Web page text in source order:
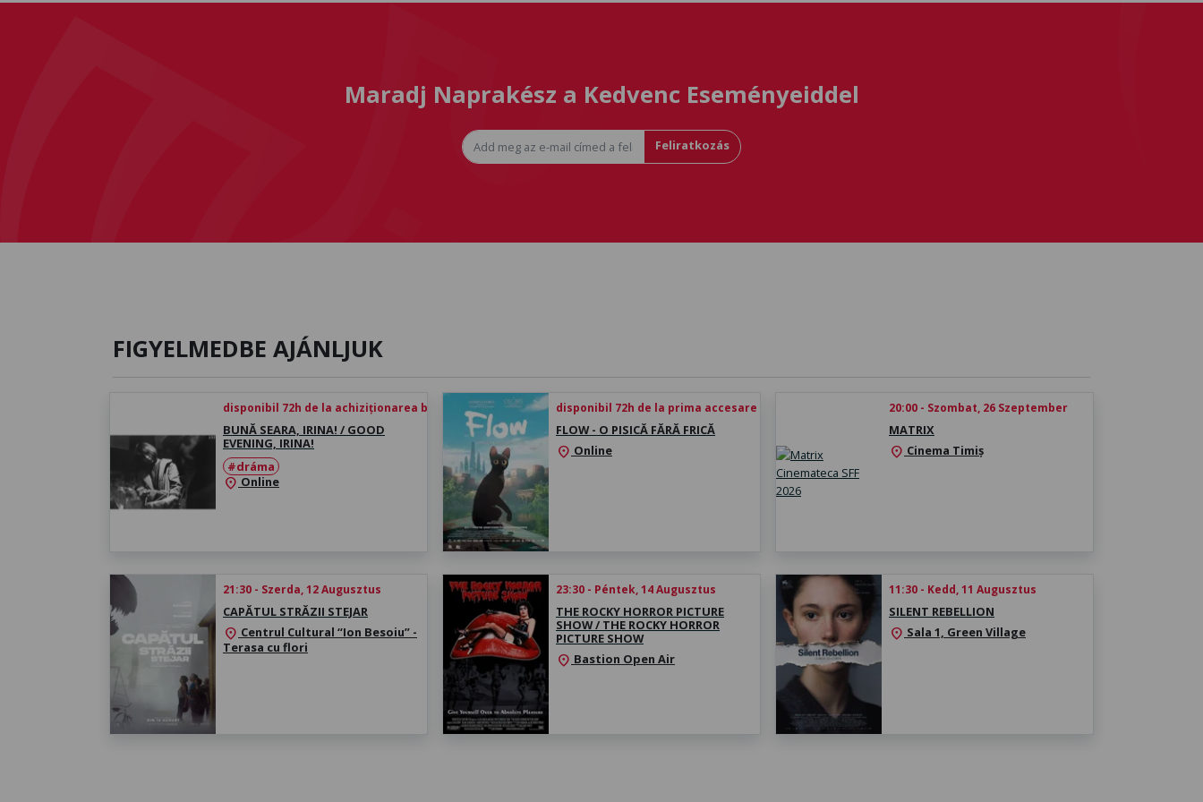
Maradj Naprakész a Kedvenc Eseményeiddel
Feliratkozás
FIGYELMEDBE AJÁNLJUK
disponibil 72h de la achiziționarea biletului
BUNĂ SEARA, IRINA! / GOOD
EVENING, IRINA!
#dráma
location_on Online
disponibil 72h de la prima accesare
FLOW - O PISICĂ FĂRĂ FRICĂ
location_on Online
20:00 - Szombat, 26 Szeptember
MATRIX
location_on Cinema Timiș
21:30 - Szerda, 12 Augusztus
CAPĂTUL STRĂZII STEJAR
location_on Centrul Cultural “Ion Besoiu” -
Terasa cu flori
23:30 - Péntek, 14 Augusztus
THE ROCKY HORROR PICTURE
SHOW / THE ROCKY HORROR
PICTURE SHOW
location_on Bastion Open Air
11:30 - Kedd, 11 Augusztus
SILENT REBELLION
location_on Sala 1, Green Village